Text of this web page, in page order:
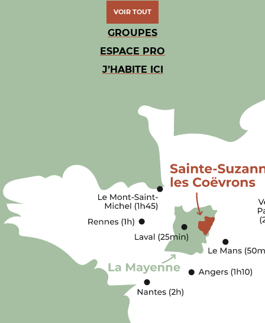
VOIR TOUT
GROUPES
ESPACE PRO
J’HABITE ICI